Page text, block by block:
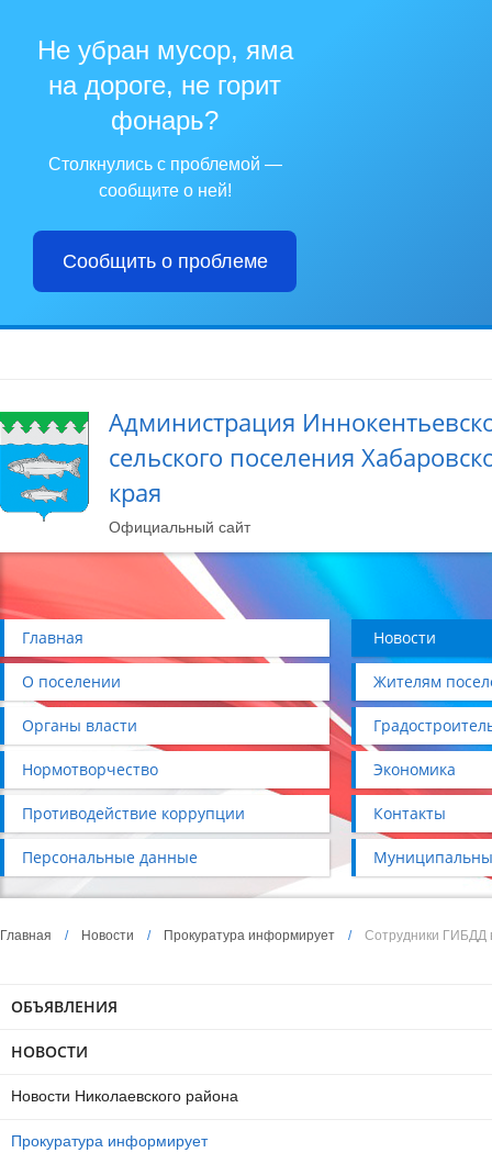
Не убран мусор, яма
на дороге, не горит
фонарь?
Столкнулись с проблемой —
сообщите о ней!
Сообщить о проблеме
Администрация
сельского поселения
края
Официальный сайт
Главная Новости
О поселении Жителям
Органы власти
Нормотворчество Экономика
Противодействие коррупции Контакты
Персональные данные
Главная / Новости / Прокуратура информирует / Сотрудники ГИБДД
ОБЪЯВЛЕНИЯ
НОВОСТИ
Новости Николаевского района
Прокуратура информирует